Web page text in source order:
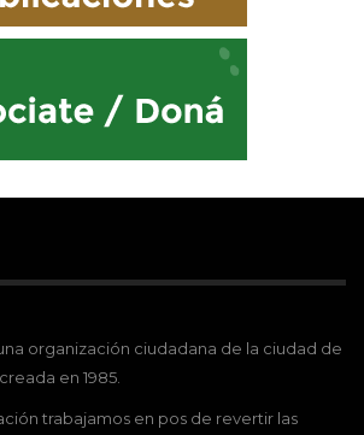
organización ciudadana de la ciudad de
en 1985.
trabajamos en pos de revertir las